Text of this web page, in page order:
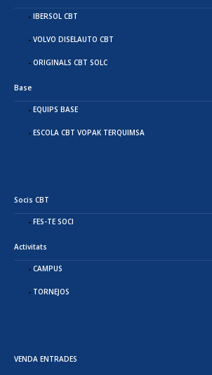
IBERSOL CBT
VOLVO DISELAUTO CBT
ORIGINALS CBT SOLC
Base
EQUIPS BASE
ESCOLA CBT VOPAK TERQUIMSA
Socis CBT
FES-TE SOCI
Activitats
CAMPUS
TORNEJOS
VENDA ENTRADES